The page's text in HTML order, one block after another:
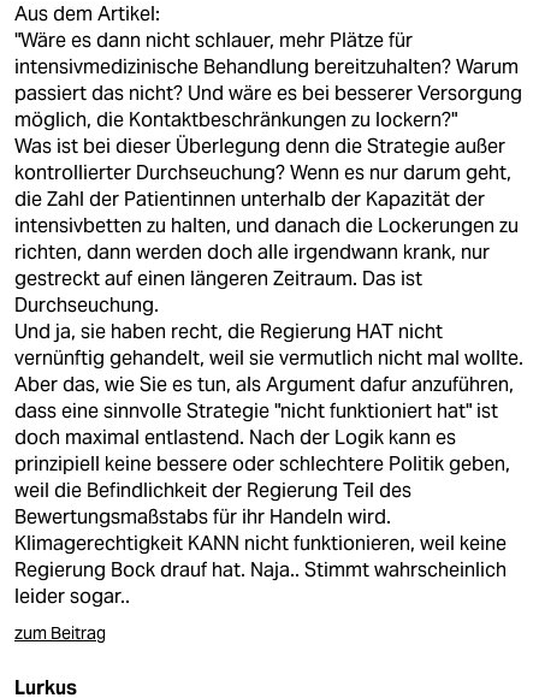
Aus dem Artikel:
"Wäre es dann nicht schlauer, mehr Plätze für
intensivmedizinische Behandlung bereitzuhalten? Warum
passiert das nicht? Und wäre es bei besserer Versorgung
möglich, die Kontaktbeschränkungen zu lockern?"
Was ist bei dieser Überlegung denn die Strategie außer
kontrollierter Durchseuchung? Wenn es nur darum geht,
die Zahl der Patientinnen unterhalb der Kapazität der
intensivbetten zu halten, und danach die Lockerungen zu
richten, dann werden doch alle irgendwann krank, nur
gestreckt auf einen längeren Zeitraum. Das ist
Durchseuchung.
Und ja, sie haben recht, die Regierung HAT nicht
vernünftig gehandelt, weil sie vermutlich nicht mal wollte.
Aber das, wie Sie es tun, als Argument dafur anzuführen,
dass eine sinnvolle Strategie "nicht funktioniert hat" ist
doch maximal entlastend. Nach der Logik kann es
prinzipiell keine bessere oder schlechtere Politik geben,
weil die Befindlichkeit der Regierung Teil des
Bewertungsmaßstabs für ihr Handeln wird.
Klimagerechtigkeit KANN nicht funktionieren, weil keine
Regierung Bock drauf hat. Naja.. Stimmt wahrscheinlich
leider sogar..
zum Beitrag
Lurkus